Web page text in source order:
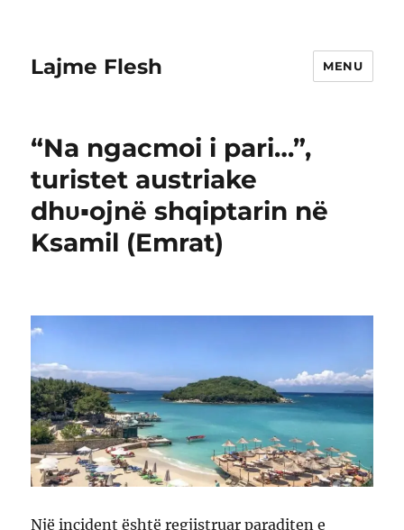
Lajme Flesh MENU
“Na ngacmoi i pari…”,
turistet austriake
dhυ▪︎ojnë shqiptarin në
Ksamil (Emrat)
Një incident është regjistruar paraditen e